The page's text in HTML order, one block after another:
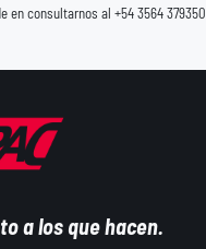
en consultarnos al +54 3564 379350
a los que hacen.